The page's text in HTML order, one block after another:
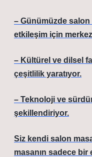
– Günümüzde salon
etkileşim için
– Kültürel ve dilsel
çeşitlilik yaratıyor.
– Teknoloji ve
şekillendiriyor.
Siz kendi salon
masanın sadece bir